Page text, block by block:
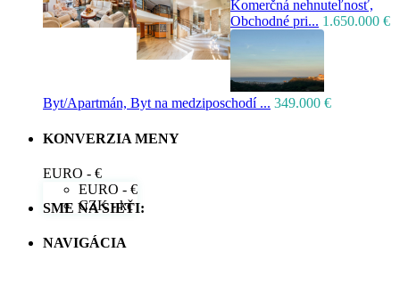
Komerčná nehnuteľnosť,
Obchodné pri... 1.650.000 €
Byt/Apartmán, Byt na medziposchodí ... 349.000 €
KONVERZIA MENY
EURO - €
EURO - €
CZK - kč
SME NA SIETI:
NAVIGÁCIA